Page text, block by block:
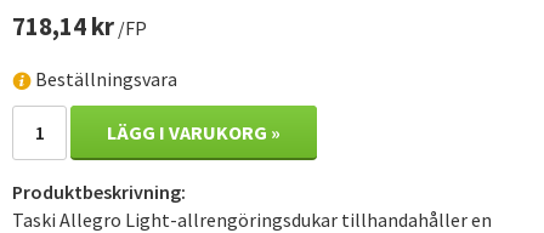
718,14 kr /FP
Beställningsvara
LÄGG I VARUKORG »
Produktbeskrivning:
Taski Allegro Light-allrengöringsdukar tillhandahåller en